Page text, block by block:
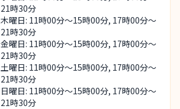
21時30分
木曜日: 11時00分～15時00分, 17時00分～
21時30分
金曜日: 11時00分～15時00分, 17時00分～
21時30分
土曜日: 11時00分～15時00分, 17時00分～
21時30分
日曜日: 11時00分～15時00分, 17時00分～
21時30分